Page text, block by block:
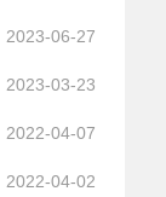
2023-06-27
2023-03-23
2022-04-07
2022-04-02